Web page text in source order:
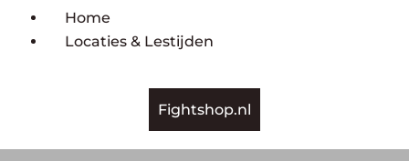
Home
Locaties & Lestijden
Fightshop.nl